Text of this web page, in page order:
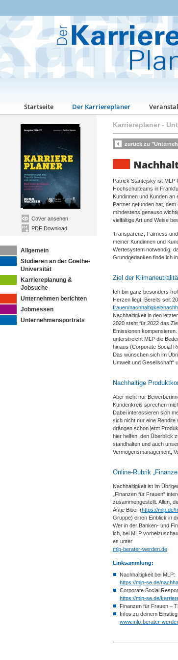
Startseite Der Karriereplaner
Cover ansehen
PDF Download
Allgemein
Studieren an der Goethe-
Universität
Karriereplanung &
Jobsuche
Unternehmen berichten
Jobmessen
Unternehmensporträts
Karriereplaner -
zurück zu
Patrick Stantejsky ist MLP
Hochschulteams in
Kundinnen und Kunden
Partner gefunden hat,
mindestens genauso
vielfältige Art und Weise
Transparenz, Fairness
meiner Kundinnen und
Wertesystem notwendig,
Grundgedanken finde ich
Ziel der
Ich bin ganz besonders
Herzen liegt. Bereits seit
frauen/nachhaltigkeit/
Nachhaltigkeit in den
2020 steht für 2022 das
Emissionen
unterstreicht MLP die
hinaus (Corporate Social
Das wünschen sich im
Umwelt und Gesellschaft“
Nachhaltige
Aber nicht nur
Kundenkreis sprechen
Dabei interessieren sich
sich nicht nur eine Rendite
drängen schon jetzt
hier helfen, den Überblick
standhalten und auch
Vermögensmanagement,
Online-Rubrik
Nachhaltigkeit ist im
„Finanzen für Frauen“
zusammengestellt. Allen,
Antje Biber (https://mlp.de/
Gruppe) einen Einblick in
Wer in der Banken- und
ich, bei MLP
es unter
mlp-berater-werden.de
Linksammlung:
Nachhaltigkeit bei MLP:
https://mlp-se.de/
Corporate Social
https://mlp-se.de/
Finanzen für Frauen –
Infos zu deinem
www.mlp-berater-